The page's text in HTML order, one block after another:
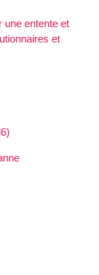
une entente et
et